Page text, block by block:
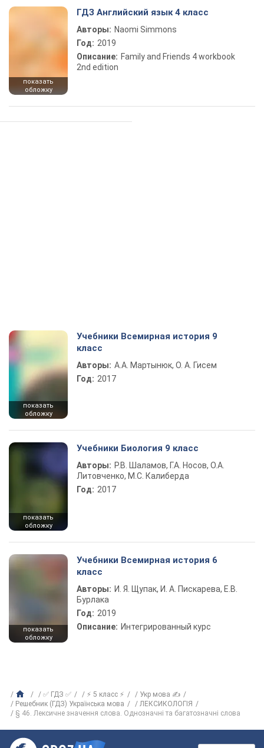
показать
обложку
ГДЗ Английский язык 4 класс
Авторы: Naomi Simmons
Год: 2019
Описание: Family and Friends 4 workbook
2nd edition
показать
обложку
Учебники Всемирная история 9
класс
Авторы: А.А. Мартынюк, О. А. Гисем
Год: 2017
показать
обложку
Учебники Биология 9 класс
Авторы: Р.В. Шаламов, Г.А. Носов, О.А.
Литовченко, М.С. Калиберда
Год: 2017
показать
обложку
Учебники Всемирная история 6
класс
Авторы: И. Я. Щупак, И. А. Пискарева, Е.В.
Бурлака
Год: 2019
Описание: Интегрированный курс
✅ ГДЗ ✅ ⚡ 5 класс ⚡
Укр мова ✍
Решебник (ГДЗ) Українська мова
ЛЕКСИКОЛОГІЯ
§ 46. Лексичне значення слова. Однозначні та багатозначні слова